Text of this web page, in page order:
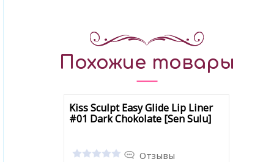
Похожие товары
Kiss Sculpt Easy Glide Lip Liner
#01 Dark Chokolate [Sen Sulu]
Отзывы